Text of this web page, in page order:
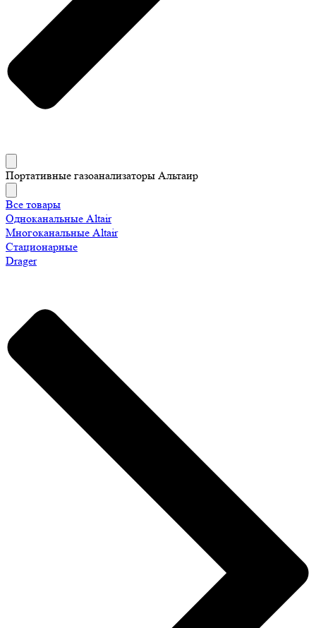
Портативные газоанализаторы Альтаир
Все товары
Одноканальные Altair
Многоканальные Altair
Стационарные
Drager